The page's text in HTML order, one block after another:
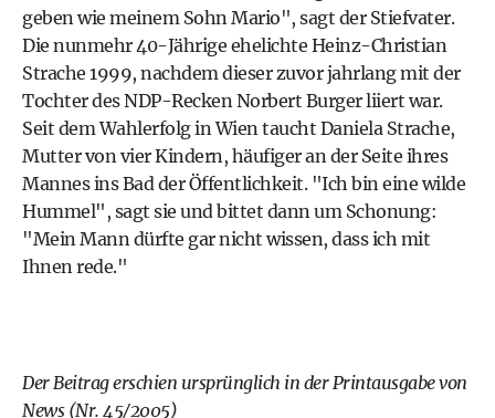
geben wie meinem Sohn Mario", sagt der Stiefvater.
Die nunmehr 40-Jährige ehelichte Heinz-Christian
Strache 1999, nachdem dieser zuvor jahrlang mit der
Tochter des NDP-Recken Norbert Burger liiert war.
Seit dem Wahlerfolg in Wien taucht Daniela Strache,
Mutter von vier Kindern, häufiger an der Seite ihres
Mannes ins Bad der Öffentlichkeit. "Ich bin eine wilde
Hummel", sagt sie und bittet dann um Schonung:
"Mein Mann dürfte gar nicht wissen, dass ich mit
Ihnen rede."
Der Beitrag erschien ursprünglich in der Printausgabe von
News (Nr. 45/2005)